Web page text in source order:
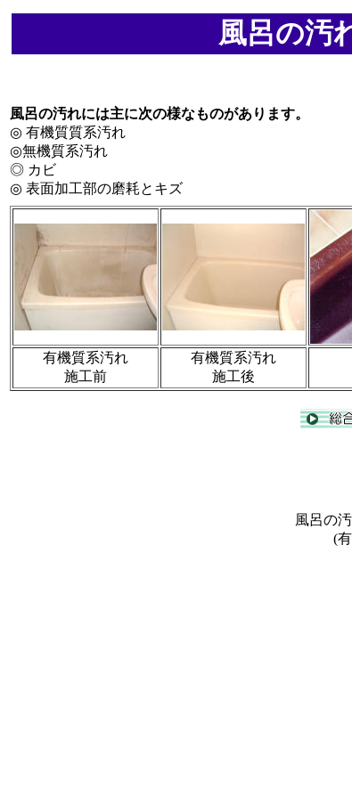
風呂の汚
風呂の汚れには主に次の様なものがあります。
◎ 有機質質系汚れ
◎無機質系汚れ
◎ カビ
◎ 表面加工部の磨耗とキズ
有機質系汚れ
施工前
有機質系汚れ
施工後
風呂の
(